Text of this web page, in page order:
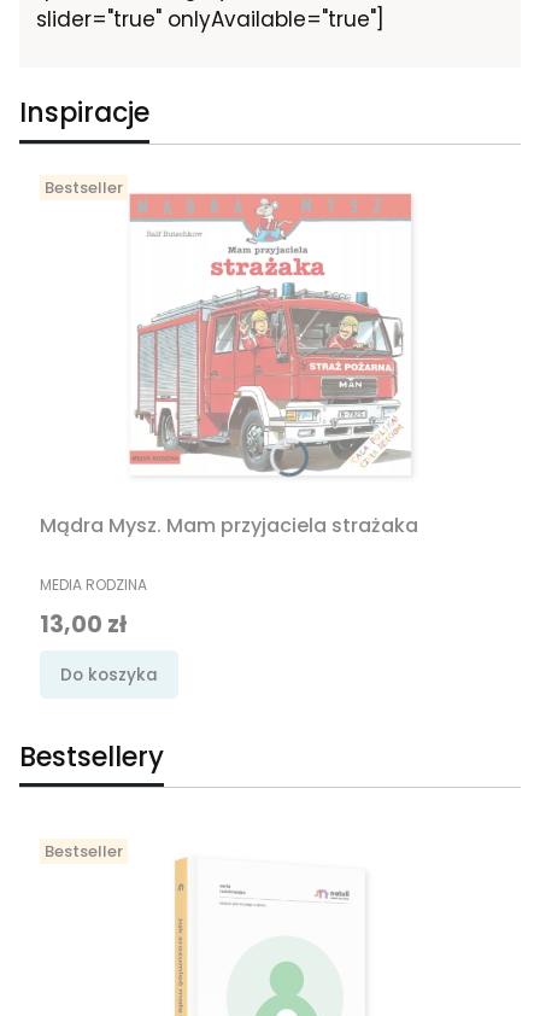
slider="true" onlyAvailable="true"]
Inspiracje
Bestseller
Mądra Mysz. Mam przyjaciela strażaka
PRODUCENT
MEDIA RODZINA
Cena
13,00 zł
Do koszyka
Bestsellery
Bestseller